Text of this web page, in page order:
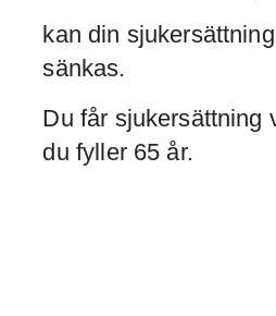
kan din
sänkas.
Du får sjukersättning
du fyller 65 år.